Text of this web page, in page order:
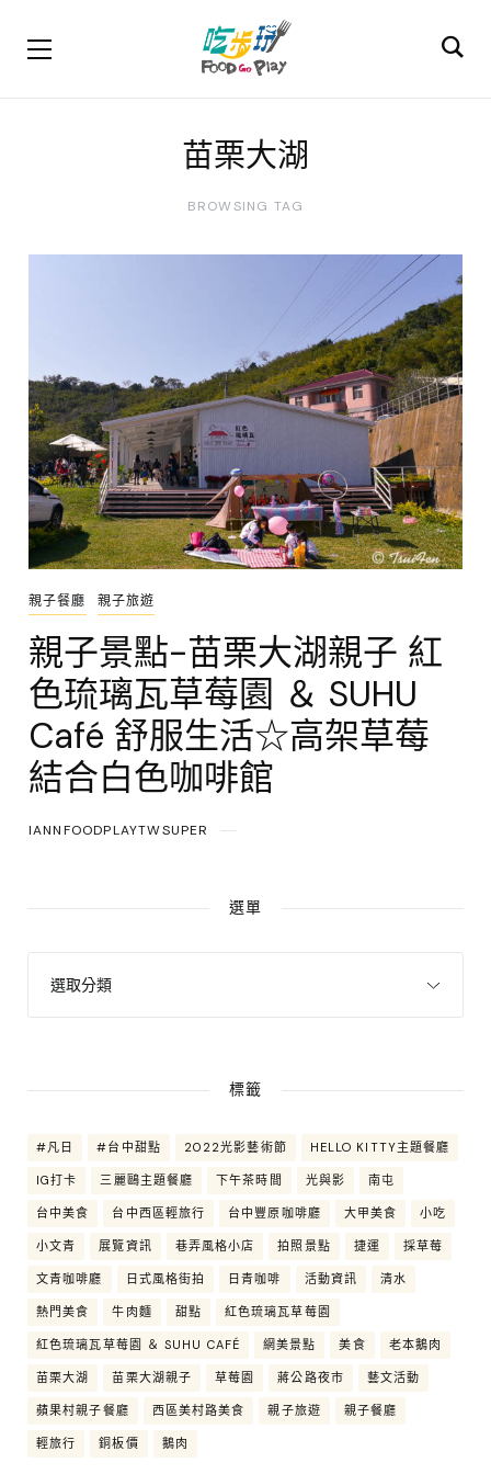
苗栗大湖
BROWSING TAG
親子餐廳 親子旅遊
親子景點-苗栗大湖親子 紅
色琉璃瓦草莓園 ＆ SUHU
Café 舒服生活☆高架草莓
結合白色咖啡館
IANNFOODPLAYTWSUPER
選單
標籤
#凡日 #台中甜點 2022光影藝術節 HELLO KITTY主題餐廳
IG打卡 三麗鷗主題餐廳 下午茶時間 光與影 南屯
台中美食 台中西區輕旅行 台中豐原咖啡廳 大甲美食 小吃
小文青 展覽資訊 巷弄風格小店 拍照景點 捷運 採草莓
文青咖啡廳 日式風格街拍 日青咖啡 活動資訊 清水
熱門美食 牛肉麵 甜點 紅色琉璃瓦草莓園
紅色琉璃瓦草莓園 ＆ SUHU CAFÉ 網美景點 美食 老本鵝肉
苗栗大湖 苗栗大湖親子 草莓園 蔣公路夜市 藝文活動
蘋果村親子餐廳 西區美村路美食 親子旅遊 親子餐廳
輕旅行 銅板價 鵝肉